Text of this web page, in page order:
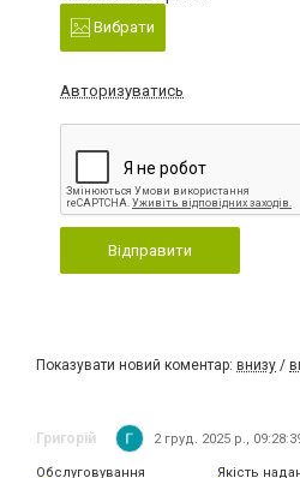
Вибрати
Авторизуватись
Відправити
Показувати новий коментар: внизу /
Григорій 2 груд. 2025 р.,
Обслуговування Якість